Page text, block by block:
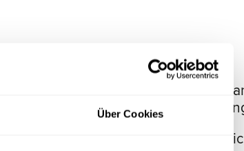
Über Cookies
Jedes Jahr reisen die Südtiroler
Saisonstart auf Hochform zu
Kulissen vereinen – ein